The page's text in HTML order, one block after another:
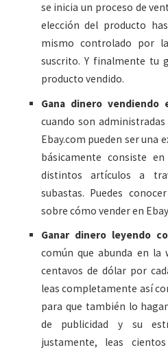
se inicia un proceso de
elección del producto
mismo controlado por
suscrito. Y finalmente tu
producto vendido.
Gana dinero vendiendo
cuando son
Ebay.com pueden ser una
básicamente consiste
distintos artículos a
subastas. Puedes
sobre cómo vender en
Ganar dinero leyendo
común que abunda en
centavos de dólar por
leas completamente así
para que también lo
de publicidad y su
justamente, leas